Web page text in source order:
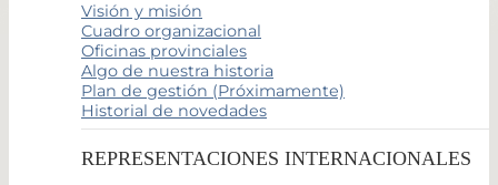
Visión y misión
Cuadro organizacional
Oficinas provinciales
Algo de nuestra historia
Plan de gestión (Próximamente)
Historial de novedades
REPRESENTACIONES INTERNACIONALES